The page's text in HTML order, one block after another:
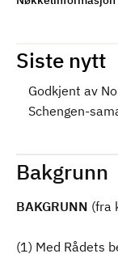
Siste nytt
Godkjent av
Schengen-
Bakgrunn
BAKGRUNN (fra
(1) Med Rådets